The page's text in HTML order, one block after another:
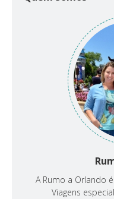
A Rumo a Orlando
Viagens